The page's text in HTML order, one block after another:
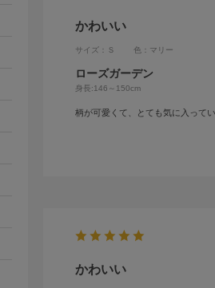
かわいい
サイズ：Ｓ 色：マリー
ローズガーデン
身長:146～150cm
柄が可愛くて、とても気に入ってい
かわいい